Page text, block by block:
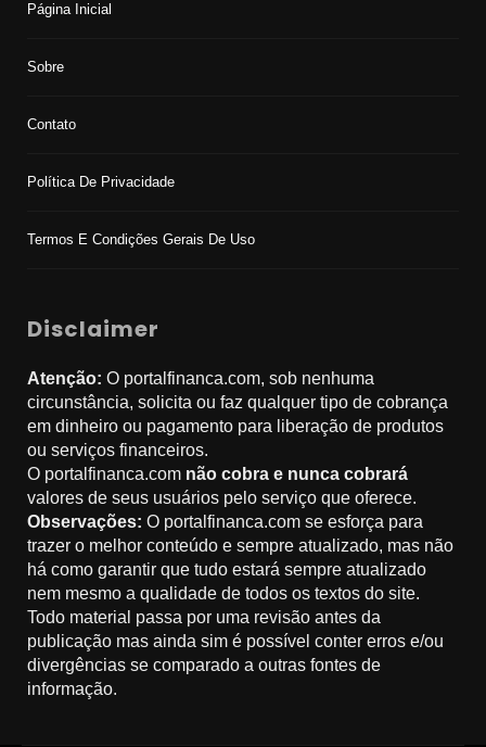
Página Inicial
Sobre
Contato
Política De Privacidade
Termos E Condições Gerais De Uso
Disclaimer
Atenção: O portalfinanca.com, sob nenhuma
circunstância, solicita ou faz qualquer tipo de cobrança
em dinheiro ou pagamento para liberação de produtos
ou serviços financeiros.
O portalfinanca.com não cobra e nunca cobrará
valores de seus usuários pelo serviço que oferece.
Observações: O portalfinanca.com se esforça para
trazer o melhor conteúdo e sempre atualizado, mas não
há como garantir que tudo estará sempre atualizado
nem mesmo a qualidade de todos os textos do site.
Todo material passa por uma revisão antes da
publicação mas ainda sim é possível conter erros e/ou
divergências se comparado a outras fontes de
informação.